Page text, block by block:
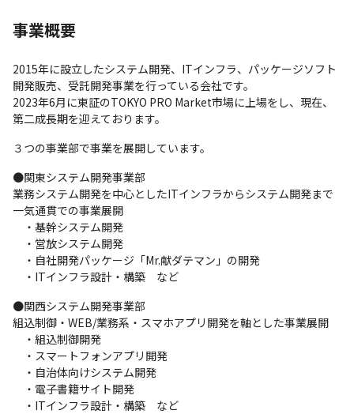
事業概要
2015年に設立したシステム開発、ITインフラ、パッケージソフト
開発販売、受託開発事業を行っている会社です。
2023年6月に東証のTOKYO PRO Market市場に上場をし、現在、
第二成長期を迎えております。
３つの事業部で事業を展開しています。
●関東システム開発事業部
業務システム開発を中心としたITインフラからシステム開発まで
一気通貫での事業展開
・基幹システム開発
・営放システム開発
・自社開発パッケージ「Mr.献ダテマン」の開発
・ITインフラ設計・構築　など
●関西システム開発事業部
組込制御・WEB/業務系・スマホアプリ開発を軸とした事業展開
・組込制御開発
・スマートフォンアプリ開発
・自治体向けシステム開発
・電子書籍サイト開発
・ITインフラ設計・構築　など